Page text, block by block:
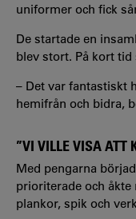
uniformer och fick
De startade en
blev stort. På kort tid
– Det var fantastiskt
hemifrån och bidra,
”VI VILLE VISA ATT
Med pengarna
prioriterade och
plankor, spik och